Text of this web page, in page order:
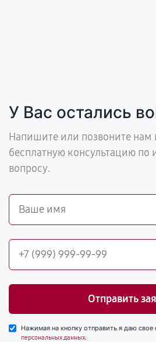
У Вас остались
Напишите или позвоните нам
бесплатную консультацию
вопросу.
Отправить
Нажимая на кнопку отправить я даю свое
персональных данных.